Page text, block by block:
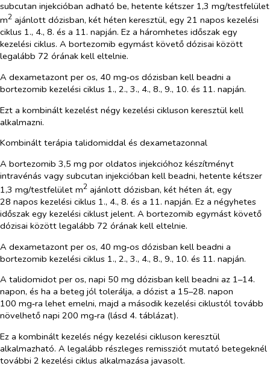
subcutan injekcióban adható be, hetente kétszer 1,3 mg/testfelület
m2 ajánlott dózisban, két héten keresztül, egy 21 napos kezelési
ciklus 1., 4., 8. és a 11. napján. Ez a háromhetes időszak egy
kezelési ciklus. A bortezomib egymást követő dózisai között
legalább 72 órának kell eltelnie.
A dexametazont per os, 40 mg‑os dózisban kell beadni a
bortezomib kezelési ciklus 1., 2., 3., 4., 8., 9., 10. és 11. napján.
Ezt a kombinált kezelést négy kezelési cikluson keresztül kell
alkalmazni.
Kombinált terápia talidomiddal és dexametazonnal
A bortezomib 3,5 mg por oldatos injekcióhoz készítményt
intravénás vagy subcutan injekcióban kell beadni, hetente kétszer
1,3 mg/testfelület m2 ajánlott dózisban, két héten át, egy
28 napos kezelési ciklus 1., 4., 8. és a 11. napján. Ez a négyhetes
időszak egy kezelési ciklust jelent. A bortezomib egymást követő
dózisai között legalább 72 órának kell eltelnie.
A dexametazont per os, 40 mg‑os dózisban kell beadni a
bortezomib kezelési ciklus 1., 2., 3., 4., 8., 9., 10. és 11. napján.
A talidomidot per os, napi 50 mg dózisban kell beadni az 1–14.
napon, és ha a beteg jól tolerálja, a dózist a 15–28. napon
100 mg‑ra lehet emelni, majd a második kezelési ciklustól tovább
növelhető napi 200 mg‑ra (lásd 4. táblázat).
Ez a kombinált kezelés négy kezelési cikluson keresztül
alkalmazható. A legalább részleges remissziót mutató betegeknél
további 2 kezelési ciklus alkalmazása javasolt.